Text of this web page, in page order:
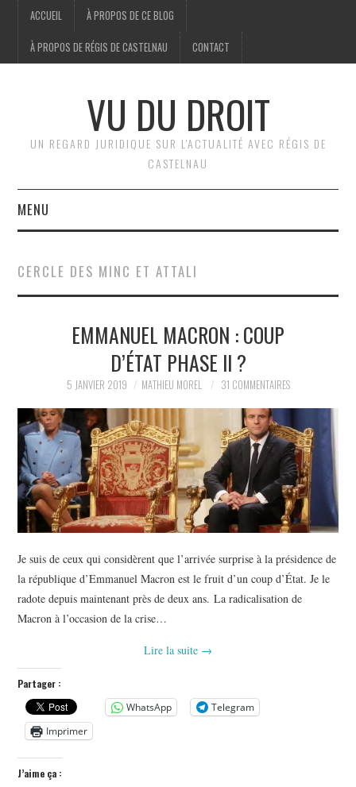
ACCUEIL À PROPOS DE CE BLOG
À PROPOS DE RÉGIS DE CASTELNAU CONTACT
VU DU DROIT
UN REGARD JURIDIQUE SUR L'ACTUALITÉ AVEC RÉGIS DE
CASTELNAU
MENU
BRÈVES
JURIDIQUE
HISTOIRE
CULTURE
SPORT
CERCLE DES MINC ET ATTALI
EMMANUEL MACRON : COUP
D’ÉTAT PHASE II ?
5 JANVIER 2019 MATHIEU MOREL 31 COMMENTAIRES
Je suis de ceux qui considèrent que l’arrivée surprise à la présidence de
la république d’Emmanuel Macron est le fruit d’un coup d’État. Je le
radote depuis maintenant près de deux ans. La radicalisation de
Macron à l’occasion de la crise…
Lire la suite →
Partager :
WhatsApp
Telegram
Imprimer
J’aime ça :